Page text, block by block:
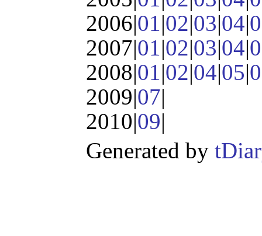
2006|01|02|03|04|
2007|01|02|03|04|
2008|01|02|04|05|
2009|07|
2010|09|
Generated by